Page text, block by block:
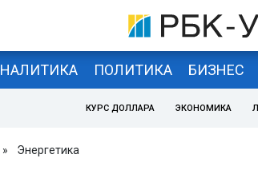
ПОЛИТИКА БИЗНЕС
КУРС ДОЛЛАРА ЭКОНОМИКА
» Энергетика